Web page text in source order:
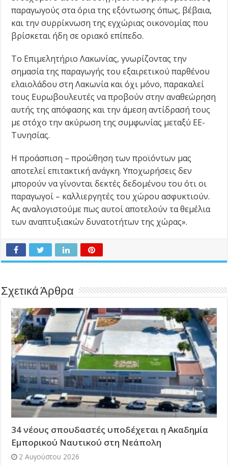
παραγωγούς στα όρια της εξόντωσης όπως, βέβαια,
και την συρρίκνωση της εγχώριας οικονομίας που
βρίσκεται ήδη σε οριακό επίπεδο.
Το Επιμελητήριο Λακωνίας, γνωρίζοντας την
σημασία της παραγωγής του εξαιρετικού παρθένου
ελαιολάδου στη Λακωνία και όχι μόνο, παρακαλεί
τους Ευρωβουλευτές να προβούν στην αναθεώρηση
αυτής της απόφασης και την άμεση αντίδρασή τους
με στόχο την ακύρωση της συμφωνίας μεταξύ ΕΕ-
Τυνησίας.
Η προάσπιση – προώθηση των προϊόντων μας
αποτελεί επιτακτική ανάγκη. Υποχωρήσεις δεν
μπορούν να γίνονται δεκτές δεδομένου του ότι οι
παραγωγοί – καλλιεργητές του χώρου ασφυκτιούν.
Ας αναλογιστούμε πως αυτοί αποτελούν τα θεμέλια
των αναπτυξιακών δυνατοτήτων της χώρας».
Σχετικά Άρθρα
34 νέους σπουδαστές υποδέχεται η Ακαδημία
Εμπορικού Ναυτικού στη Νεάπολη
2 Αυγούστου 2026